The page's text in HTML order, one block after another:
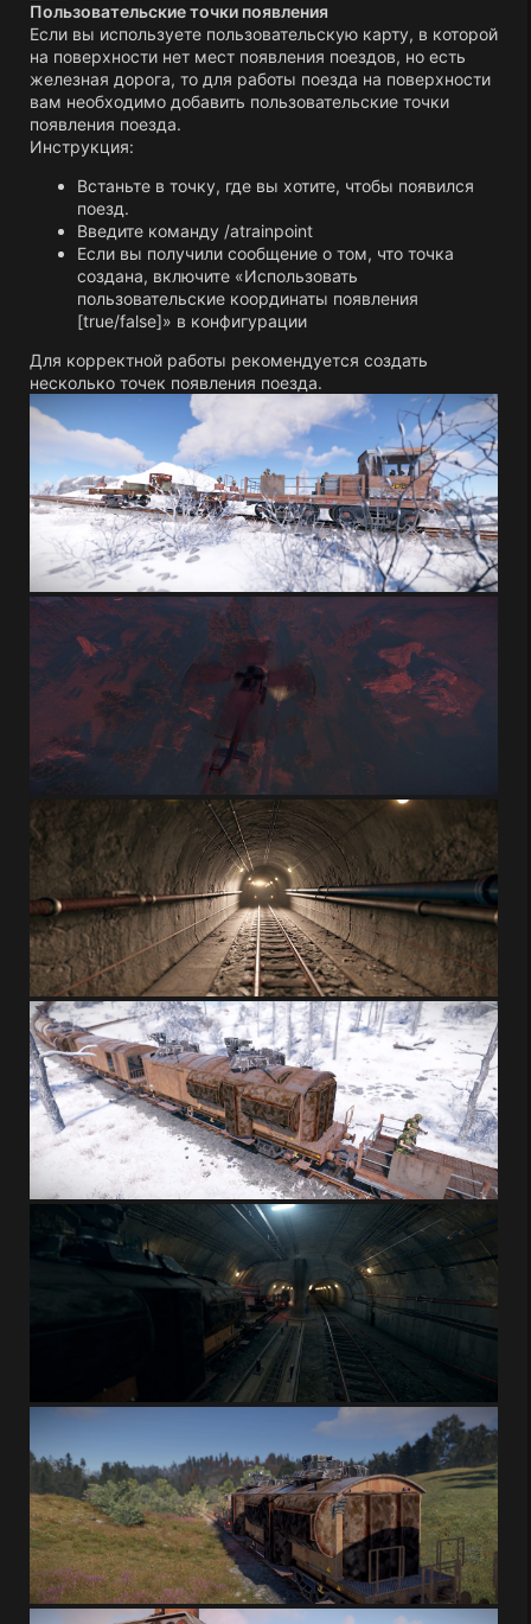
Пользовательские точки появления
Если вы используете пользовательскую карту, в которой
на поверхности нет мест появления поездов, но есть
железная дорога, то для работы поезда на поверхности
вам необходимо добавить пользовательские точки
появления поезда.
Инструкция:
Встаньте в точку, где вы хотите, чтобы появился
поезд.
Введите команду /atrainpoint
Если вы получили сообщение о том, что точка
создана, включите «Использовать
пользовательские координаты появления
[true/false]» в конфигурации
Для корректной работы рекомендуется создать
несколько точек появления поезда.